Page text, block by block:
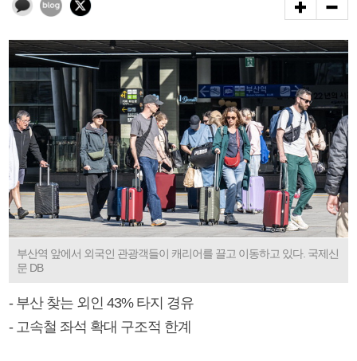
부산역 앞에서 외국인 관광객들이 캐리어를 끌고 이동하고 있다. 국제신
문 DB
- 부산 찾는 외인 43% 타지 경유
- 고속철 좌석 확대 구조적 한계